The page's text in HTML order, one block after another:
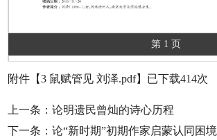
第 1 页
附件【3 鼠赋管见 刘泽.pdf】已下载414次
上一条：论明遗民曾灿的诗心历程
下一条：论“新时期”初期作家启蒙认同困境